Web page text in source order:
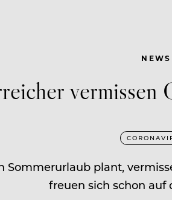
NEWS
vermissen
plant,
freuen sich schon auf